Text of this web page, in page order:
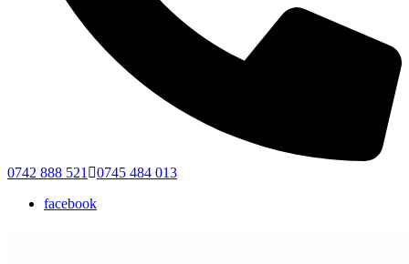
0742 888 521
0745 484 013
facebook